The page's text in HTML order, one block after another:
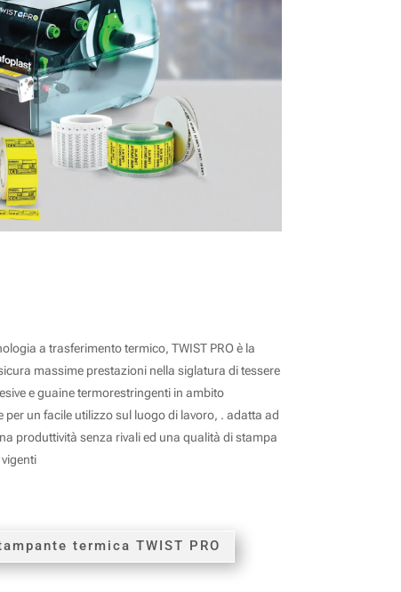
a trasferimento termico, TWIST PRO è la
massime prestazioni nella siglatura di tessere
e guaine termorestringenti in ambito
per un facile utilizzo sul luogo di lavoro, . adatta ad
produttività senza rivali ed una qualità di stampa
termica TWIST PRO